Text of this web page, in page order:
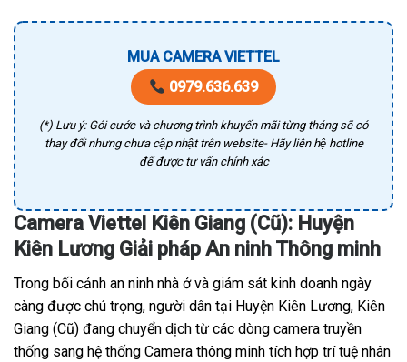
MUA CAMERA VIETTEL
0979.636.639
(*) Lưu ý: Gói cước và chương trình khuyến mãi từng tháng sẽ có
thay đổi nhưng chưa cập nhật trên website- Hãy liên hệ hotline
để được tư vấn chính xác
Camera Viettel Kiên Giang (Cũ): Huyện
Kiên Lương Giải pháp An ninh Thông minh
Trong bối cảnh an ninh nhà ở và giám sát kinh doanh ngày
càng được chú trọng, người dân tại Huyện Kiên Lương, Kiên
Giang (Cũ) đang chuyển dịch từ các dòng camera truyền
thống sang hệ thống Camera thông minh tích hợp trí tuệ nhân